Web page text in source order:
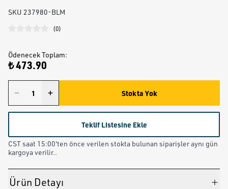
SKU 237980-BLM
(0)
Ödenecek Toplam:
₺ 473.90
Stokta Yok
Teklif Listesine Ekle
CST saat 15:00'ten önce verilen stokta bulunan siparişler aynı gün
kargoya verilir..
Ürün Detayı